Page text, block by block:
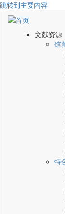
跳转到主要内容
文献资源
馆
特